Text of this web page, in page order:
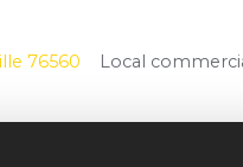
76560 Local